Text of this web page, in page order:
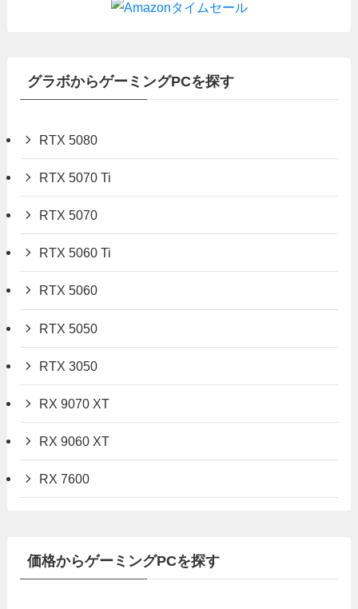
グラボからゲーミングPCを探す
RTX 5080
RTX 5070 Ti
RTX 5070
RTX 5060 Ti
RTX 5060
RTX 5050
RTX 3050
RX 9070 XT
RX 9060 XT
RX 7600
価格からゲーミングPCを探す